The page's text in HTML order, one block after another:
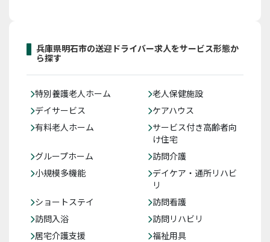
兵庫県明石市の送迎ドライバー求人をサービス形態か
ら探す
特別養護老人ホーム
老人保健施設
デイサービス
ケアハウス
有料老人ホーム
サービス付き高齢者向
け住宅
グループホーム
訪問介護
小規模多機能
デイケア・通所リハビ
リ
ショートステイ
訪問看護
訪問入浴
訪問リハビリ
居宅介護支援
福祉用具